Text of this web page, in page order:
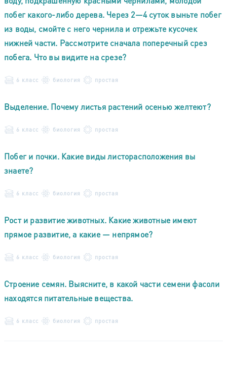
побег какого-либо дерева. Через 2—4 суток выньте побег
из воды, смойте с него чернила и отрежьте кусочек
нижней части. Рассмотрите сначала поперечный срез
побега. Что вы видите на срезе?
6 класс биология простая
Выделение. Почему листья растений осенью желтеют?
6 класс биология простая
Побег и почки. Какие виды листорасположения вы
знаете?
6 класс биология простая
Рост и развитие животных. Какие животные имеют
прямое развитие, а какие — непрямое?
6 класс биология простая
Строение семян. Выясните, в какой части семени фасоли
находятся питательные вещества.
6 класс биология простая